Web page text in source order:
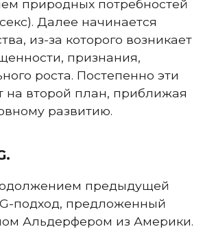
природных потребностей
Далее начинается
из-за которого возникает
признания,
роста. Постепенно эти
на второй план, приближая
развитию.
предыдущей
подход, предложенный
Альдерфером из Америки.